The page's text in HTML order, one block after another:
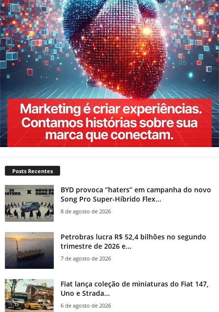
Posts Recentes
BYD provoca “haters” em campanha do novo
Song Pro Super-Híbrido Flex...
8 de agosto de 2026
Petrobras lucra R$ 52,4 bilhões no segundo
trimestre de 2026 e...
7 de agosto de 2026
Fiat lança coleção de miniaturas do Fiat 147,
Uno e Strada...
6 de agosto de 2026